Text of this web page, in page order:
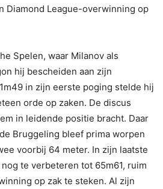
Diamond League-overwinning op
Spelen, waar Milanov als
hij bescheiden aan zijn
in zijn eerste poging stelde hij
orde op zaken. De discus
in leidende positie bracht. Daar
Bruggeling bleef prima worpen
voorbij 64 meter. In zijn laatste
te verbeteren tot 65m61, ruim
op zak te steken. Al zijn